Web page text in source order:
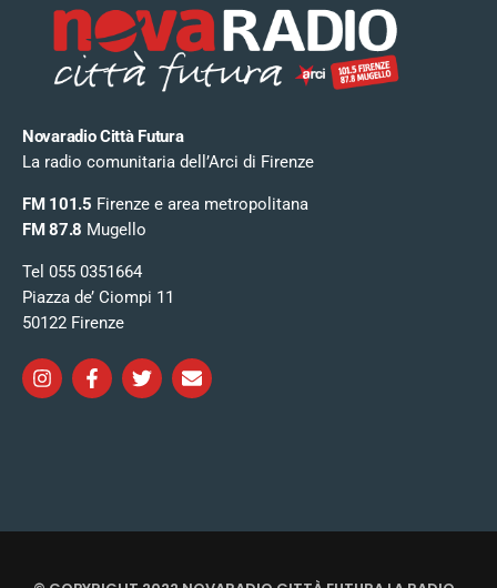
Novaradio Città Futura
La radio comunitaria dell’Arci di Firenze
FM 101.5 Firenze e area metropolitana
FM 87.8 Mugello
Tel 055 0351664
Piazza de’ Ciompi 11
50122 Firenze